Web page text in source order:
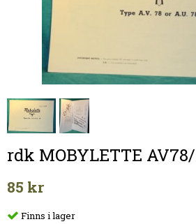
rdk MOBYLETTE
85 kr
Finns i lager